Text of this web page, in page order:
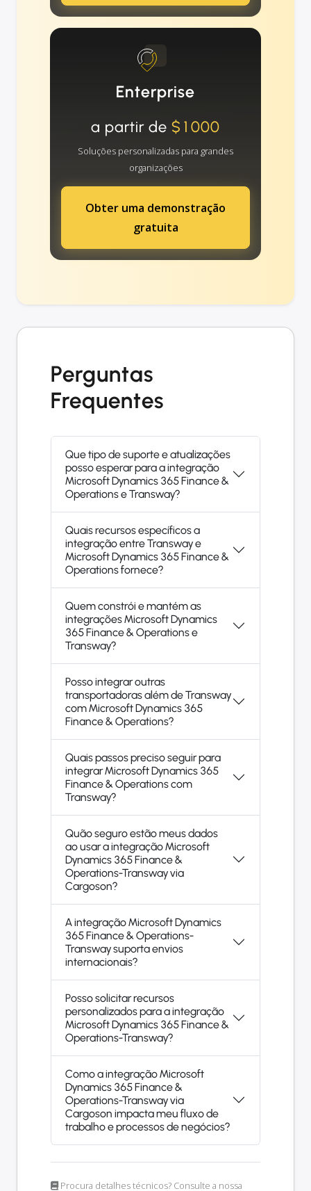
Enterprise
a partir de $1000
Soluções personalizadas para grandes
organizações
Obter uma demonstração
gratuita
Perguntas
Frequentes
Que tipo de suporte e atualizações
posso esperar para a integração
Microsoft Dynamics 365 Finance &
Operations e Transway?
Quais recursos específicos a
integração entre Transway e
Microsoft Dynamics 365 Finance &
Operations fornece?
Quem constrói e mantém as
integrações Microsoft Dynamics
365 Finance & Operations e
Transway?
Posso integrar outras
transportadoras além de Transway
com Microsoft Dynamics 365
Finance & Operations?
Quais passos preciso seguir para
integrar Microsoft Dynamics 365
Finance & Operations com
Transway?
Quão seguro estão meus dados
ao usar a integração Microsoft
Dynamics 365 Finance &
Operations-Transway via
Cargoson?
A integração Microsoft Dynamics
365 Finance & Operations-
Transway suporta envios
internacionais?
Posso solicitar recursos
personalizados para a integração
Microsoft Dynamics 365 Finance &
Operations-Transway?
Como a integração Microsoft
Dynamics 365 Finance &
Operations-Transway via
Cargoson impacta meu fluxo de
trabalho e processos de negócios?
Procura detalhes técnicos? Consulte a nossa